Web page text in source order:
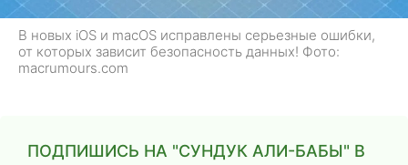
В новых iOS и macOS исправлены серьезные ошибки,
от которых зависит безопасность данных! Фото:
macrumours.com
ПОДПИШИСЬ НА "СУНДУК АЛИ-БАБЫ" В